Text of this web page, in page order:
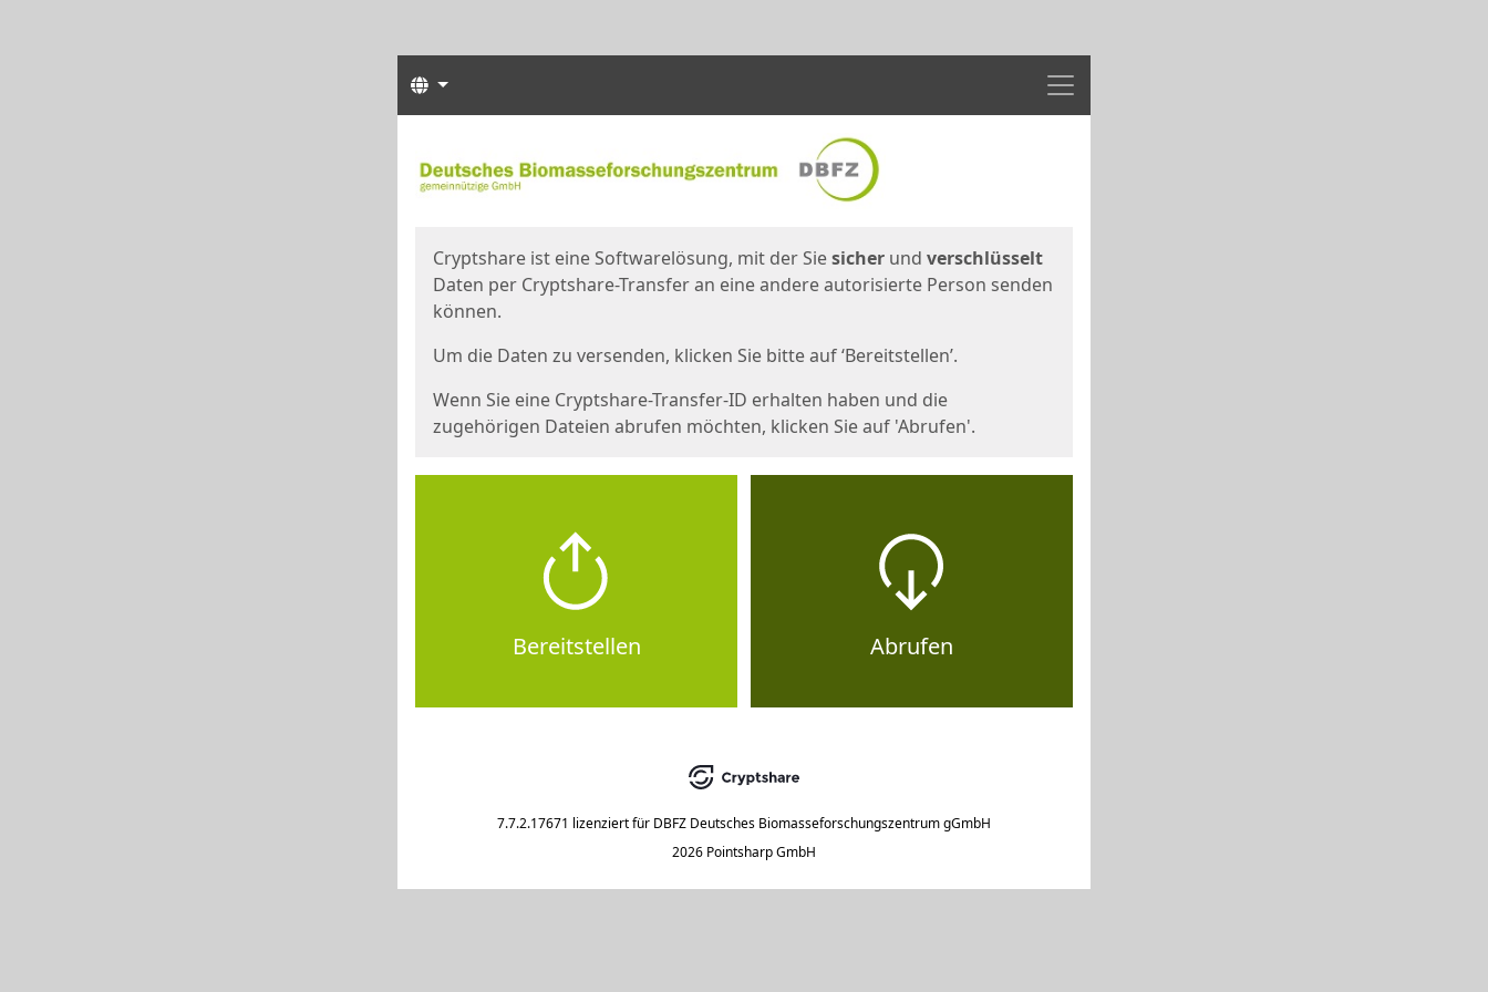
Menü
Sprachen
Cryptshare ist eine Softwarelösung, mit der Siesicher und verschlüsselt
Daten per Cryptshare-Transfer an eine andere autorisierte Person senden
können.
Um die Daten zu versenden, klicken Sie bitte auf ‘Bereitstellen’.
Wenn Sie eine Cryptshare-Transfer-ID erhalten haben und die
zugehörigen Dateien abrufen möchten, klicken Sie auf 'Abrufen'.
Bereitstellen Abrufen
7.7.2.17671 lizenziert für DBFZ Deutsches Biomasseforschungszentrum gGmbH
2026 Pointsharp GmbH